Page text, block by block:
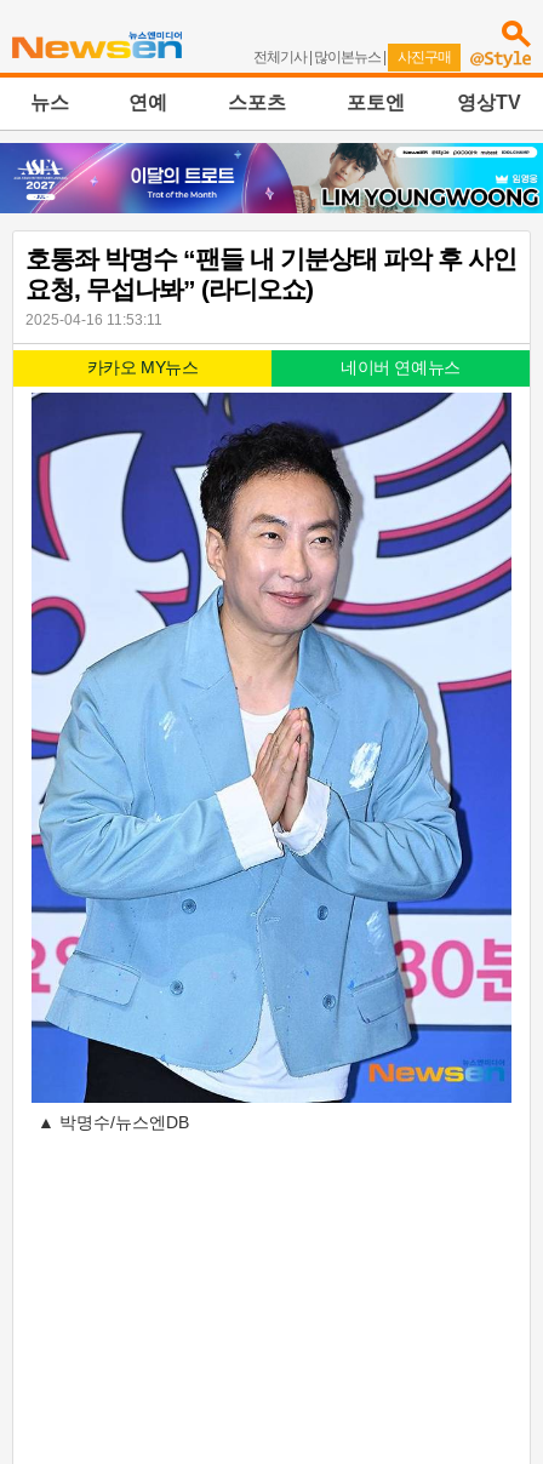
전체기사| 많이본뉴스 | 사진구매
뉴스 연예 스포츠 포토엔 영상TV
호통좌 박명수 “팬들 내 기분상태 파악 후 사인
요청, 무섭나봐” (라디오쇼)
2025-04-16 11:53:11
카카오 MY뉴스 네이버 연예뉴스
▲ 박명수/뉴스엔DB